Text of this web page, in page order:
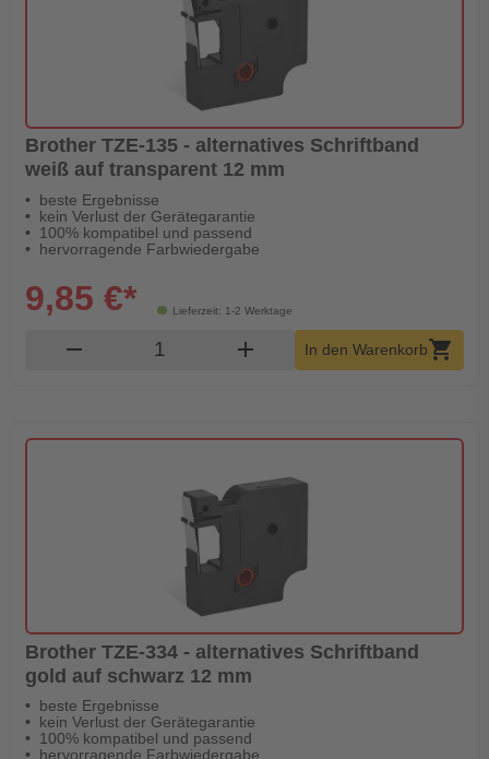
Brother TZE-135 - alternatives Schriftband
weiß auf transparent 12 mm
beste Ergebnisse
kein Verlust der Gerätegarantie
100% kompatibel und passend
hervorragende Farbwiedergabe
Lieferzeit: 1-2 Werktage
9,85 €*
remove Produkt Warenkorb Menge
add In den Warenkorbshopping_cart
Brother TZE-334 - alternatives Schriftband
gold auf schwarz 12 mm
beste Ergebnisse
kein Verlust der Gerätegarantie
100% kompatibel und passend
hervorragende Farbwiedergabe